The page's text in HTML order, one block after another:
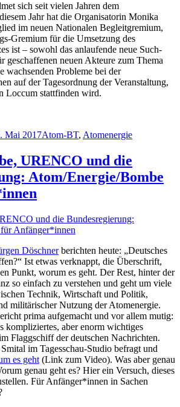
sich seit vielen Jahren dem
Jahr hat die Organisatorin Monika
im neuen Nationalen Begleitgremium,
Gremium für die Umsetzung des
ist – sowohl das anlaufende neue Such-
geschaffenen neuen Akteure zum Thema
wachsenden Probleme bei der
auf der Tagesordnung der Veranstaltung,
Loccum stattfinden wird.
Mai 2017Atom-BT, Atomenergie
URENCO und die
Atom/Energie/Bombe
Döschnerberichten heute: „Deutsches
“ Ist etwas verknappt, die Überschrift,
Punkt, worum es geht. Der Rest, hinter der
so einfach zu verstehen und geht um viele
Technik, Wirtschaft und Politik,
militärischer Nutzung der Atomenergie.
prima aufgemacht und vor allem mutig:
kompliziertes, aber enorm wichtiges
Flaggschiff der deutschen Nachrichten.
im Tagesschau-Studio befragt und
es geht (Link zum Video). Was aber genau
genau geht es? Hier ein Versuch, dieses
Für Anfänger*innen in Sachen